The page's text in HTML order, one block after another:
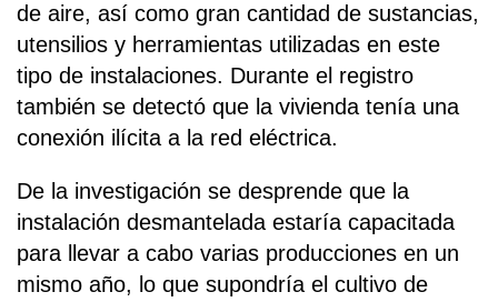
de aire, así como gran cantidad de sustancias,
utensilios y herramientas utilizadas en este
tipo de instalaciones. Durante el registro
también se detectó que la vivienda tenía una
conexión ilícita a la red eléctrica.
De la investigación se desprende que la
instalación desmantelada estaría capacitada
para llevar a cabo varias producciones en un
mismo año, lo que supondría el cultivo de